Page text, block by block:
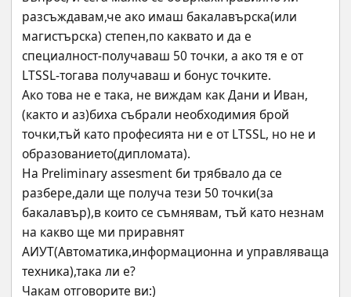
разсъждавам,че ако имаш бакалавърска(или
магистърска) степен,по каквато и да е
специалност-получаваш 50 точки, а ако тя е от
LTSSL-тогава получаваш и бонус точките.
Ако това не е така, не виждам как Дани и Иван,
(както и аз)биха събрали необходимия брой
точки,тъй като професията ни е от LTSSL, но не и
образованието(дипломата).
На Preliminary assesment би трябвало да се
разбере,дали ще получа тези 50 точки(за
бакалавър),в които се съмнявам, тъй като незнам
на какво ще ми приравнят
АИУТ(Автоматика,информационна и управляваща
техника),така ли е?
Чакам отговорите ви:)